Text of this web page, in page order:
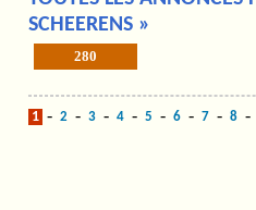
SCHEERENS »
280
1 - 2 - 3 - 4 - 5 - 6 - 7 - 8 -